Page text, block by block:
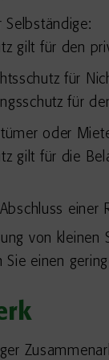
Selbständige:
gilt für den
für
für
oder
gilt für die
von kleinen
einen